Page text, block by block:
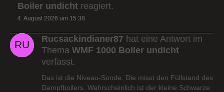
Boiler undicht reagiert.
4. August 2026 um 15:38
Rucsackindianer87 hat eine Antwort im
Thema WMF 1000 Boiler undicht
verfasst.
Das ist die Niveau-Sonde. Die misst den Füllstand des
Dampfboilers. Wahrscheinlich ist der kleine Schwarze